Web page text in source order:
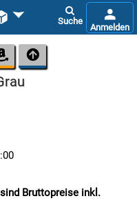
 

Bruttopreise inkl.